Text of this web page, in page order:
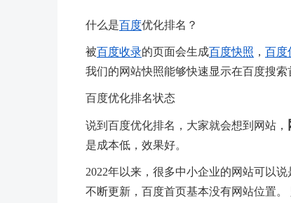
什么是百度优化排名？
被百度收录的页面会生成百度快照 百度
我们的网站快照能够快速显示在百度搜索
百度优化排名状态
说到百度优化排名，大家就会想到网站，
是成本低，效果好。
2022年以来，很多中小企业的网站可以
不断更新，百度首页基本没有网站位置